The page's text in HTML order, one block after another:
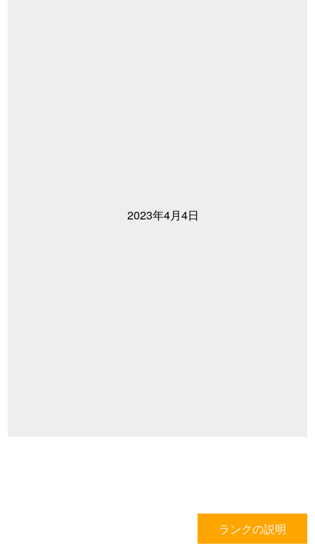
2023年4月4日
ランクの説明